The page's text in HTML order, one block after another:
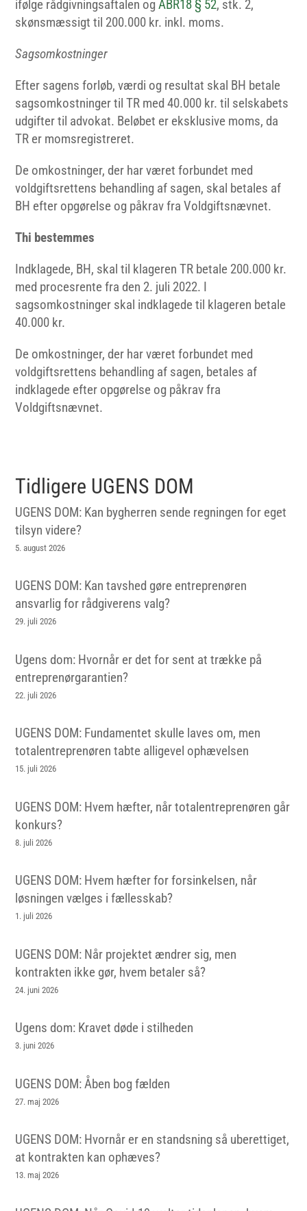
ifølge rådgivningsaftalen ogABR18 § 52, stk. 2,
skønsmæssigt til 200.000 kr. inkl. moms.
Sagsomkostninger
Efter sagens forløb, værdi og resultat skal BH betale
sagsomkostninger til TR med 40.000 kr. til selskabets
udgifter til advokat. Beløbet er eksklusive moms, da
TR er momsregistreret.
De omkostninger, der har været forbundet med
voldgiftsrettens behandling af sagen, skal betales af
BH efter opgørelse og påkrav fra Voldgiftsnævnet.
Thi bestemmes
Indklagede, BH, skal til klageren TR betale 200.000 kr.
med procesrente fra den 2. juli 2022. I
sagsomkostninger skal indklagede til klageren betale
40.000 kr.
De omkostninger, der har været forbundet med
voldgiftsrettens behandling af sagen, betales af
indklagede efter opgørelse og påkrav fra
Voldgiftsnævnet.
Tidligere UGENS DOM
UGENS DOM: Kan bygherren sende regningen for eget
tilsyn videre?
5. august 2026
UGENS DOM: Kan tavshed gøre entreprenøren
ansvarlig for rådgiverens valg?
29. juli 2026
Ugens dom: Hvornår er det for sent at trække på
entreprenørgarantien?
22. juli 2026
UGENS DOM: Fundamentet skulle laves om, men
totalentreprenøren tabte alligevel ophævelsen
15. juli 2026
UGENS DOM: Hvem hæfter, når totalentreprenøren går
konkurs?
8. juli 2026
UGENS DOM: Hvem hæfter for forsinkelsen, når
løsningen vælges i fællesskab?
1. juli 2026
UGENS DOM: Når projektet ændrer sig, men
kontrakten ikke gør, hvem betaler så?
24. juni 2026
Ugens dom: Kravet døde i stilheden
3. juni 2026
UGENS DOM: Åben bog fælden
27. maj 2026
UGENS DOM: Hvornår er en standsning så uberettiget,
at kontrakten kan ophæves?
13. maj 2026